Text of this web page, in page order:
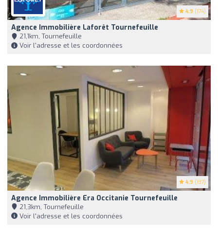
4.9 (174)
Agence Immobilière Laforêt Tournefeuille
21,1km, Tournefeuille
Voir l'adresse et les coordonnées
4.9 (137)
Agence Immobilière Era Occitanie Tournefeuille
21,3km, Tournefeuille
Voir l'adresse et les coordonnées